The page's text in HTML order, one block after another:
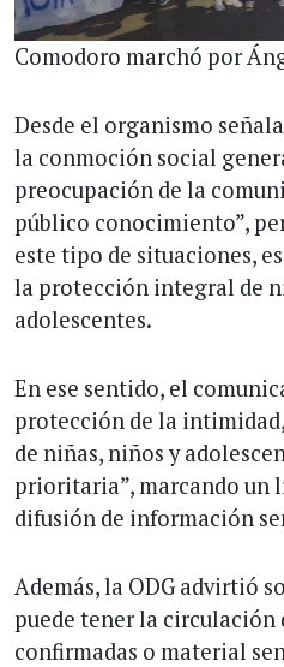
Comodoro marchó por
Desde el organismo
la conmoción social
preocupación de la
público conocimiento”,
este tipo de situaciones,
la protección integral de
adolescentes.
En ese sentido, el
protección de la
de niñas, niños y
prioritaria”, marcando un
difusión de información
Además, la ODG advirtió
puede tener la circulación
confirmadas o material